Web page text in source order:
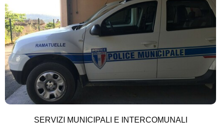
SERVIZI MUNICIPALI E INTERCOMUNALI